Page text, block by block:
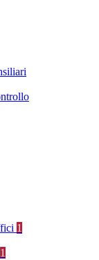
1
1